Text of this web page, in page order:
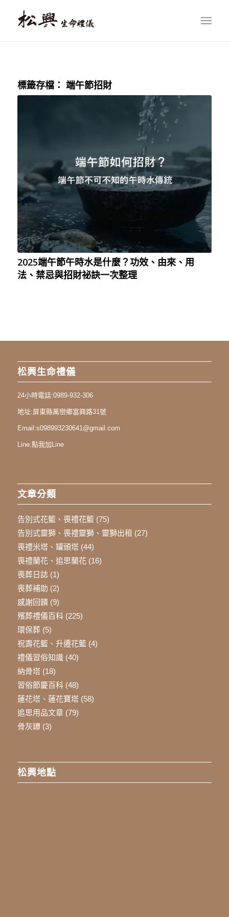
標籤存檔： 端午節招財
2025端午節午時水是什麼？功效、由來、用
法、禁忌與招財祕訣一次整理
松興生命禮儀
24小時電話:0989-932-306
地址:屏東縣萬巒鄉富興路31號
Email:s098993230641@gmail.com
Line:點我加Line
文章分類
告別式花籃、喪禮花籃(75)
告別式靈獅、喪禮靈獅、靈獅出租 (27)
喪禮米塔、罐頭塔(44)
喪禮蘭花、追思蘭花(16)
喪葬日誌(1)
喪葬補助 (2)
感謝回饋(9)
殯葬禮儀百科(225)
環保葬(5)
祝壽花籃、升遷花籃(4)
禮儀習俗知識(40)
納骨塔(18)
習俗節慶百科(48)
蓮花塔、蓮花寶塔(58)
追思用品文章(79)
骨灰罈(3)
松興地點